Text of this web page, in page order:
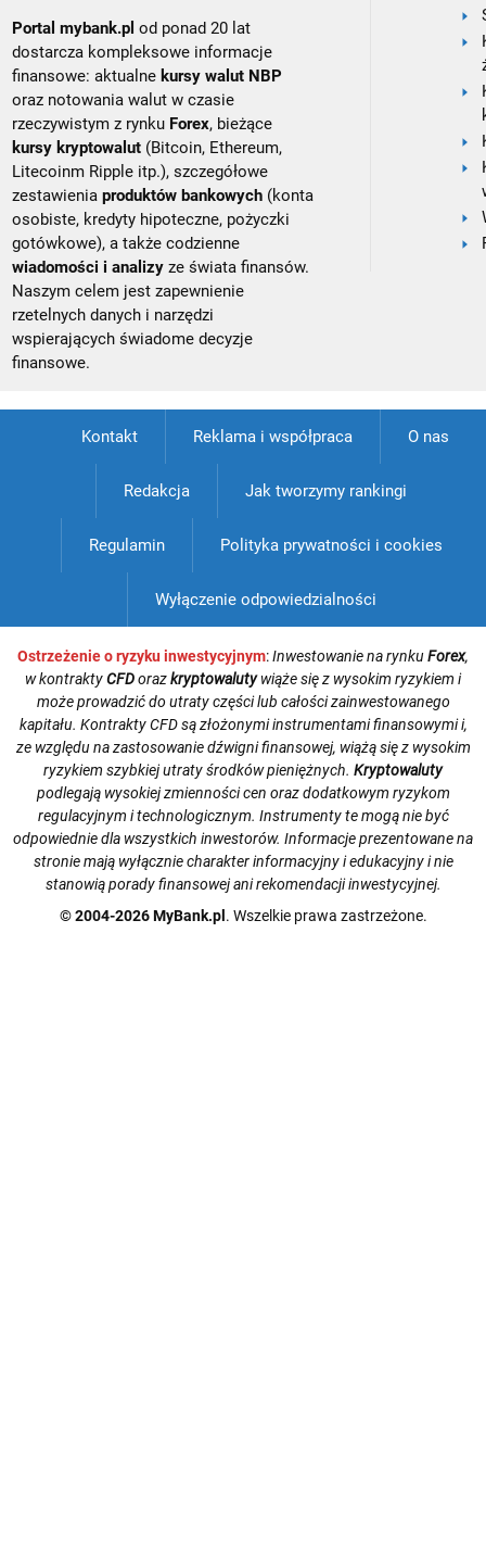
Portal mybank.pl od ponad 20 lat
dostarcza kompleksowe informacje
finansowe: aktualne kursy walut NBP
oraz notowania walut w czasie
rzeczywistym z rynku Forex, bieżące
kursy kryptowalut (Bitcoin, Ethereum,
Litecoinm Ripple itp.), szczegółowe
zestawieniaproduktów bankowych (konta
osobiste, kredyty hipoteczne, pożyczki
gotówkowe), a także codzienne
wiadomości i analizy ze świata finansów.
Naszym celem jest zapewnienie
rzetelnych danych i narzędzi
wspierających świadome decyzje
finansowe.
Kontakt Reklama i współpraca O nas
Redakcja Jak tworzymy rankingi
Regulamin Polityka prywatności i cookies
Wyłączenie odpowiedzialności
Ostrzeżenie o ryzyku inwestycyjnym:Inwestowanie na rynkuForex,
w kontraktyCFDorazkryptowalutywiąże się z wysokim ryzykiem i
może prowadzić do utraty części lub całości zainwestowanego
kapitału. Kontrakty CFD są złożonymi instrumentami finansowymi i,
ze względu na zastosowanie dźwigni finansowej, wiążą się z wysokim
ryzykiem szybkiej utraty środków pieniężnych. Kryptowaluty
podlegają wysokiej zmienności cen oraz dodatkowym ryzykom
regulacyjnym i technologicznym. Instrumenty te mogą nie być
odpowiednie dla wszystkich inwestorów. Informacje prezentowane na
stronie mają wyłącznie charakter informacyjny i edukacyjny i nie
stanowią porady finansowej ani rekomendacji inwestycyjnej.
© 2004-2026 MyBank.pl . Wszelkie prawa zastrzeżone.